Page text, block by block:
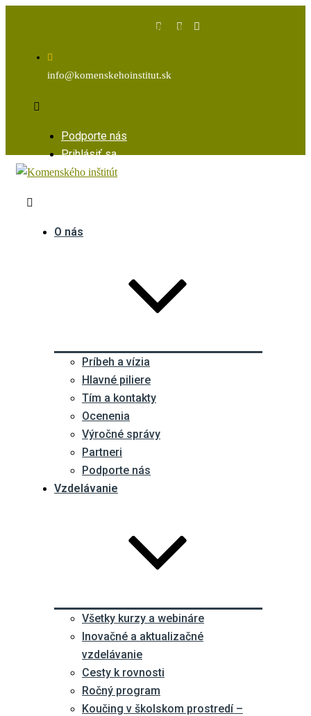
InstagramYoutube
info@komenskehoinstitut.sk
Podporte nás
Prihlásiť sa
O nás
Príbeh a vízia
Hlavné piliere
Tím a kontakty
Ocenenia
Výročné správy
Partneri
Podporte nás
Vzdelávanie
Všetky kurzy a webináre
Inovačné a aktualizačné
vzdelávanie
Cesty k rovnosti
Ročný program
Koučing v školskom prostredí –